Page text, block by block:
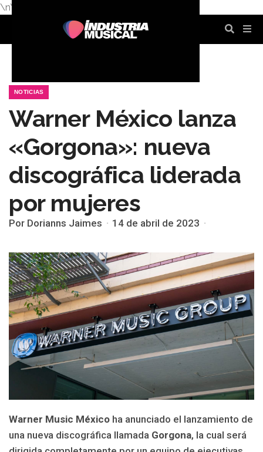
\n\n
NOTICIAS
Warner México lanza
«Gorgona»: nueva
discográfica liderada
por mujeres
Por Dorianns Jaimes 14 de abril de 2023
Warner Music México ha anunciado el lanzamiento de
una nueva discográfica llamada Gorgona, la cual será